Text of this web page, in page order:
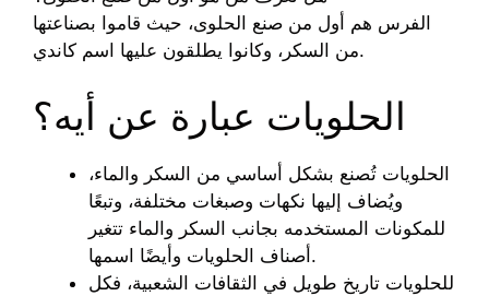
الفرس هم أول من صنع الحلوى، حيث قاموا بصناعتها
من السكر، وكانوا يطلقون عليها اسم كاندي.
الحلويات عبارة عن أيه؟
الحلويات تُصنع بشكل أساسي من السكر والماء،
ويُضاف إليها نكهات وصبغات مختلفة، وتبعًا
للمكونات المستخدمه بجانب السكر والماء تتغير
أصناف الحلويات وأيضًا اسمها.
للحلويات تاريخ طويل في الثقافات الشعبية، فكل